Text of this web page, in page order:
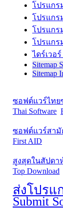
โปรแกร
โปรแกร
โปรแกร
โปรแกร
ไดร์เวอ
Sitemap
Sitemap
ซอฟต์แวร์ไทย
Thai Software
ซอฟต์แวร์สา
First AID
สูงสุดในสัปดา
Top Download
ส่งโปรแ
Submit